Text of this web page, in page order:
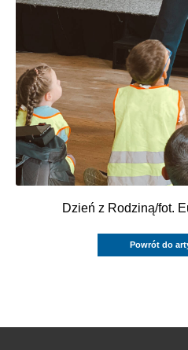
Dzień z Rodziną/fot.
Powrót do